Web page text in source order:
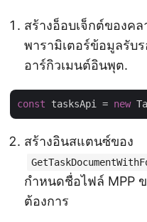
สร้างอ็อบเจ็กต์ของค
พารามิเตอร์ข้อมูลรับ
อาร์กิวเมนต์อินพุต.
const tasksApi = new
สร้างอินสแตนซ์ของ
กำหนดชื่อไฟล์ MPP
ต้องการ